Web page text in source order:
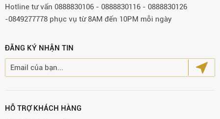
Hotline tư vấn 0888830106 - 0888830116 - 0888830126
-0849277778 phục vụ từ 8AM đến 10PM mỗi ngày
ĐĂNG KÝ NHẬN TIN
HỖ TRỢ KHÁCH HÀNG